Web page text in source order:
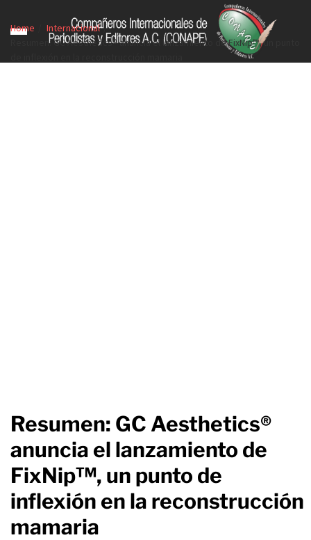
Home
Internacional
Resumen: GC Aesthetics® anuncia el lanzamiento de FixNip™, un punto
Resumen: GC Aesthetics®
anuncia el lanzamiento de
FixNip™, un punto de
inflexión en la reconstrucción
mamaria